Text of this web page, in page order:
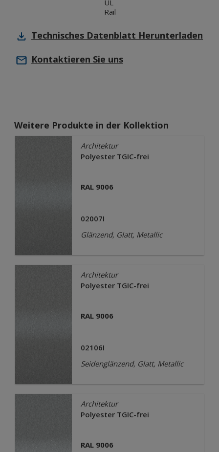
UL
Rail
Technisches Datenblatt Herunterladen
Kontaktieren Sie uns
Weitere Produkte in der Kollektion
Architektur
Polyester TGIC-frei
RAL 9006
02007I
Glänzend, Glatt, Metallic
Architektur
Polyester TGIC-frei
RAL 9006
02106I
Seidenglänzend, Glatt, Metallic
Architektur
Polyester TGIC-frei
RAL 9006